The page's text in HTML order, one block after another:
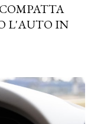
L'AUTO IN